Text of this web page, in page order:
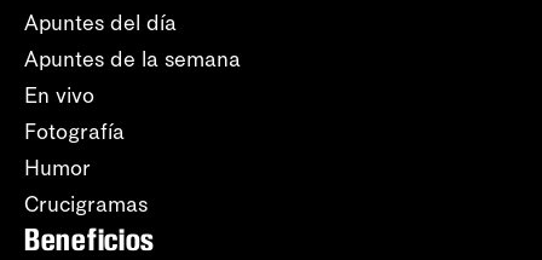
Apuntes del día
Apuntes de la semana
En vivo
Fotografía
Humor
Crucigramas
Beneficios